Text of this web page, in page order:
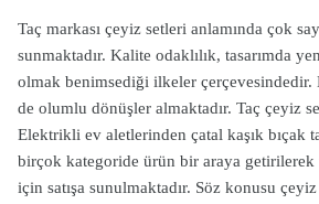
Taç markası çeyiz setleri anlamında çok
sunmaktadır. Kalite odaklılık, tasarımda
olmak benimsediği ilkeler çerçevesindedir.
de olumlu dönüşler almaktadır. Taç çeyiz
Elektrikli ev aletlerinden çatal kaşık bıçak
birçok kategoride ürün bir araya
için satışa sunulmaktadır. Söz konusu